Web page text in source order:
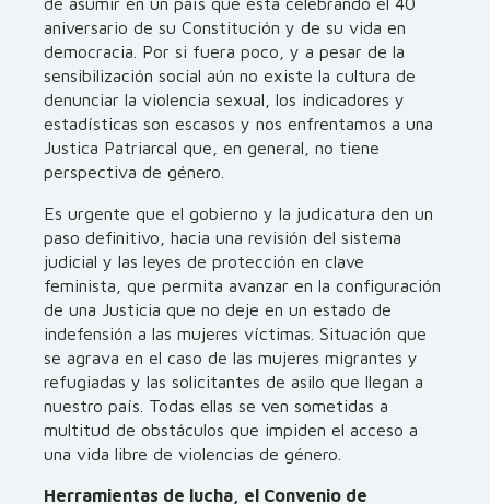
aniversario de su Constitución y de su vida en
democracia. Por si fuera poco, y a pesar de la
sensibilización social aún no existe la cultura de
denunciar la violencia sexual, los indicadores y
estadísticas son escasos y nos enfrentamos a una
Justica Patriarcal que, en general, no tiene
perspectiva de género.
Es urgente que el gobierno y la judicatura den un
paso definitivo, hacia una revisión del sistema
judicial y las leyes de protección en clave
feminista, que permita avanzar en la configuración
de una Justicia que no deje en un estado de
indefensión a las mujeres víctimas. Situación que
se agrava en el caso de las mujeres migrantes y
refugiadas y las solicitantes de asilo que llegan a
nuestro país. Todas ellas se ven sometidas a
multitud de obstáculos que impiden el acceso a
una vida libre de violencias de género.
Herramientas de lucha, el Convenio de